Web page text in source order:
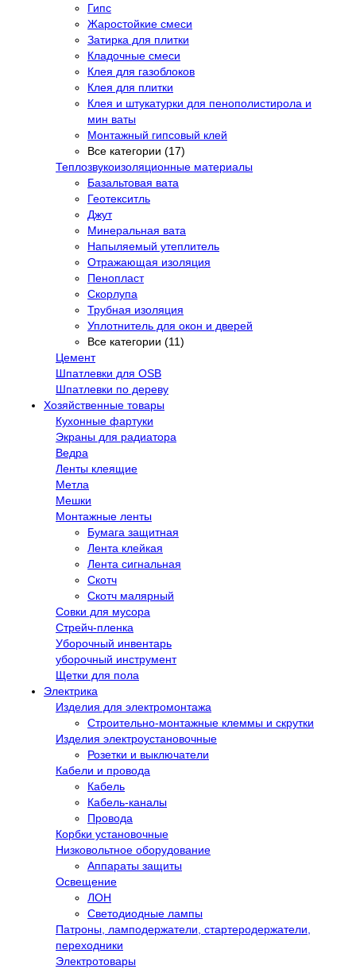
Гипс
Жаростойкие смеси
Затирка для плитки
Кладочные смеси
Клея для газоблоков
Клея для плитки
Клея и штукатурки для пенополистирола и
мин ваты
Монтажный гипсовый клей
Все категории (17)
Теплозвукоизоляционные материалы
Базальтовая вата
Геотекситль
Джут
Минеральная вата
Напыляемый утеплитель
Отражающая изоляция
Пенопласт
Скорлупа
Трубная изоляция
Уплотнитель для окон и дверей
Все категории (11)
Цемент
Шпатлевки для OSB
Шпатлевки по дереву
Хозяйственные товары
Кухонные фартуки
Экраны для радиатора
Ведра
Ленты клеящие
Метла
Мешки
Монтажные ленты
Бумага защитная
Лента клейкая
Лента сигнальная
Скотч
Скотч малярный
Совки для мусора
Стрейч-пленка
Уборочный инвентарь
уборочный инструмент
Щетки для пола
Электрика
Изделия для электромонтажа
Строительно-монтажные клеммы и скрутки
Изделия электроустановочные
Розетки и выключатели
Кабели и провода
Кабель
Кабель-каналы
Провода
Корбки установочные
Низковольтное оборудование
Аппараты защиты
Освещение
ЛОН
Светодиодные лампы
Патроны, ламподержатели, стартеродержатели,
переходники
Электротовары